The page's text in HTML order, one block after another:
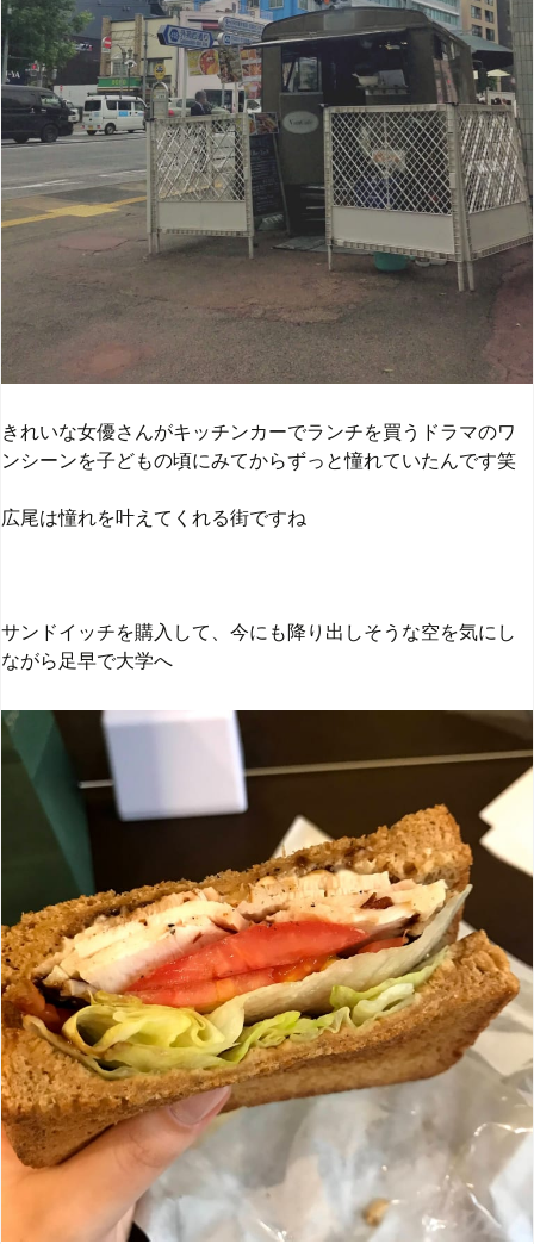
きれいな女優さんがキッチンカーでランチを買うドラマのワ
ンシーンを子どもの頃にみてからずっと憧れていたんです笑
広尾は憧れを叶えてくれる街ですね
サンドイッチを購入して、今にも降り出しそうな空を気にし
ながら足早で大学へ